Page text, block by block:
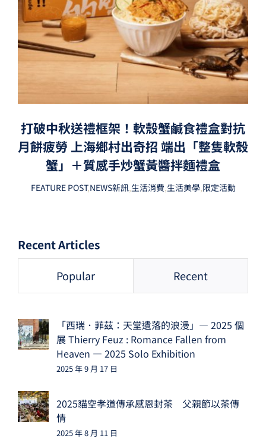
打破中秋送禮框架！軟殼蟹鹹食禮盒對抗
月餅疲勞 上海鄉村出奇招 端出「整隻軟殼
蟹」＋質感手炒蟹黃醬拌麵禮盒
FEATURE POST,NEWS新訊,生活消費,生活美學,限定活動
Recent Articles
Popular Recent
「西瑞．菲茲：天堂遺落的浪漫」— 2025 個
展 Thierry Feuz : Romance Fallen from
Heaven — 2025 Solo Exhibition
2025 年 9 月 17 日
2025貓空孝道傳承感恩封茶 父親節以茶傳
情
2025 年 8 月 11 日